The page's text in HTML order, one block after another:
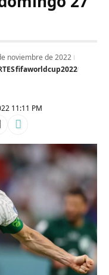
11:11 PM
noviembre de 2022
fifaworldcup2022